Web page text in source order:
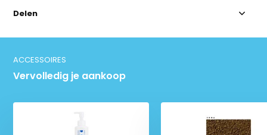
Delen
ACCESSOIRES
Vervolledig je aankoop